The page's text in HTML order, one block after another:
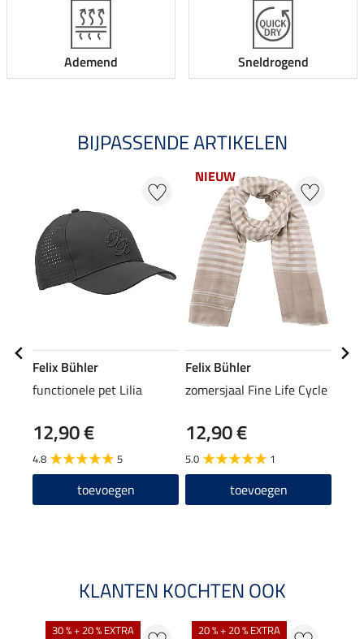
Ademend Sneldrogend
BIJPASSENDE ARTIKELEN
Felix Bühler
functionele pet Lilia
12,90 €
4.8 5
toevoegen
NIEUW
Felix Bühler
zomersjaal Fine Life Cycle
12,90 €
5.0 1
toevoegen
KLANTEN KOCHTEN OOK
30 % + 20 % EXTRA 20 % + 20 % EXTRA